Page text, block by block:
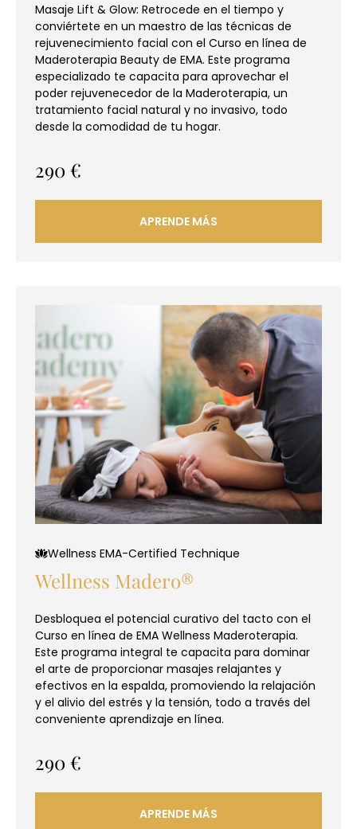
Masaje Lift & Glow: Retrocede en el tiempo y
conviértete en un maestro de las técnicas de
rejuvenecimiento facial con el Curso en línea de
Maderoterapia Beauty de EMA. Este programa
especializado te capacita para aprovechar el
poder rejuvenecedor de la Maderoterapia, un
tratamiento facial natural y no invasivo, todo
desde la comodidad de tu hogar.
290 €
APRENDE MÁS
Wellness EMA-Certified Technique
Wellness Madero®
Desbloquea el potencial curativo del tacto con el
Curso en línea de EMA Wellness Maderoterapia.
Este programa integral te capacita para dominar
el arte de proporcionar masajes relajantes y
efectivos en la espalda, promoviendo la relajación
y el alivio del estrés y la tensión, todo a través del
conveniente aprendizaje en línea.
290 €
APRENDE MÁS